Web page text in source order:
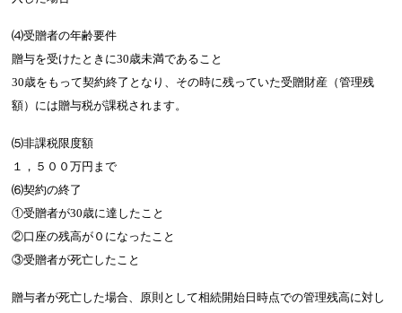
⑷受贈者の年齢要件
贈与を受けたときに30歳未満であること
30歳をもって契約終了となり、その時に残っていた受贈財産（管理残
額）には贈与税が課税されます。
⑸非課税限度額
１，５００万円まで
⑹契約の終了
①受贈者が30歳に達したこと
②口座の残高が０になったこと
③受贈者が死亡したこと
贈与者が死亡した場合、原則として相続開始日時点での管理残高に対し